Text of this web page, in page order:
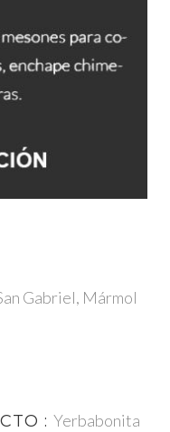
Gabriel, Mármol
: Yerbabonita